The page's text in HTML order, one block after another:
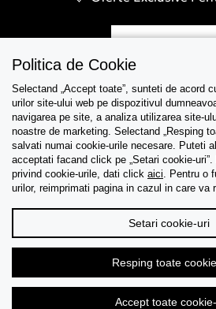
Asistenta
Colectii
Tips & Guides
Despre noi
Politica de Cookie
Selectand „Accept toate”, sunteti de acord
urilor site-ului web pe dispozitivul
navigarea pe site, a analiza utilizarea site-
noastre de marketing. Selectand „Resping
salvati numai cookie-urile necesare. Puteti
acceptati facand click pe „Setari cookie-
privind cookie-urile, dati click aici. Pentru o
urilor, reimprimati pagina in cazul in care va
Setari cookie-uri
Resping toate
Accept toate